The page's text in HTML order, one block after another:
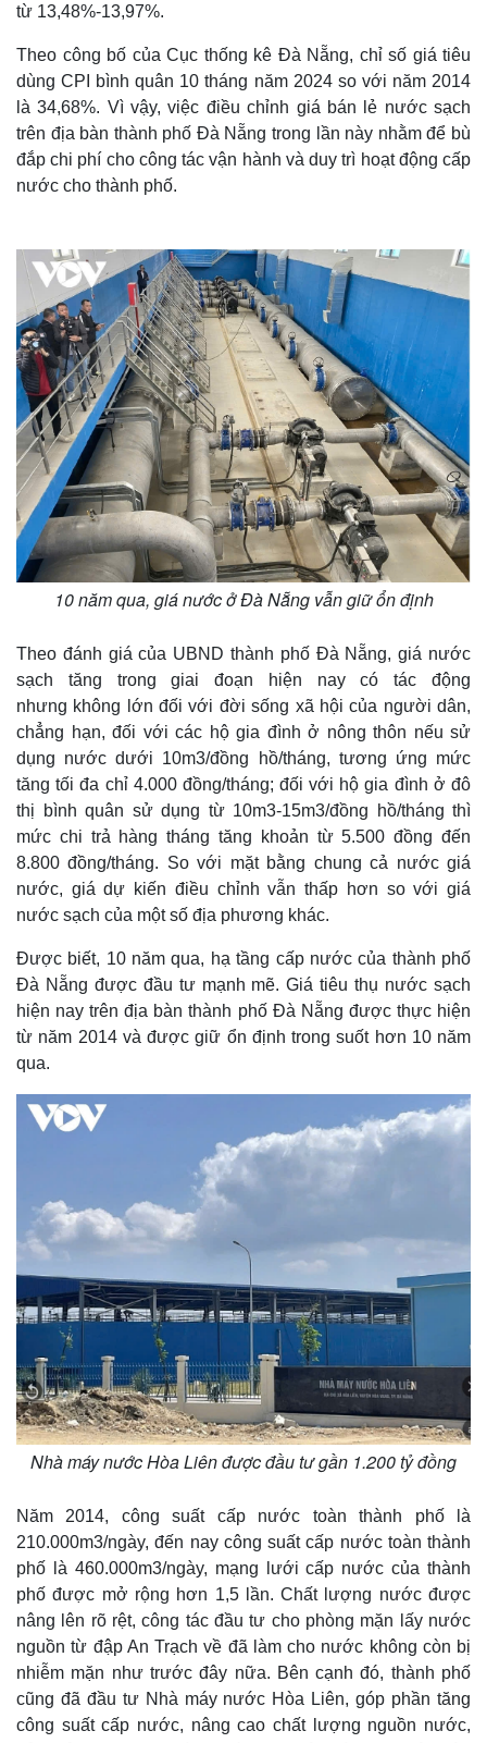
Thế giới
Cuộc sống đó đây
Hồ sơ
Multimedia
Ảnh
E-Magazine
Infographic
từ 13,48%-13,97%.
Theo công bố của Cục thống kê Đà Nẵng, chỉ số giá tiêu
dùng CPI bình quân 10 tháng năm 2024 so với năm 2014
là 34,68%. Vì vậy, việc điều chỉnh giá bán lẻ nước sạch
trên địa bàn thành phố Đà Nẵng trong lần này nhằm để bù
đắp chi phí cho công tác vận hành và duy trì hoạt động cấp
nước cho thành phố.
10 năm qua, giá nước ở Đà Nẵng vẫn giữ ổn định
Theo đánh giá của UBND thành phố Đà Nẵng, giá nước
sạch tăng trong giai đoạn hiện nay có tác động
nhưng không lớn đối với đời sống xã hội của người dân,
chẳng hạn, đối với các hộ gia đình ở nông thôn nếu sử
dụng nước dưới 10m3/đồng hồ/tháng, tương ứng mức
tăng tối đa chỉ 4.000 đồng/tháng; đối với hộ gia đình ở đô
thị bình quân sử dụng từ 10m3-15m3/đồng hồ/tháng thì
mức chi trả hàng tháng tăng khoản từ 5.500 đồng đến
8.800 đồng/tháng. So với mặt bằng chung cả nước giá
nước, giá dự kiến điều chỉnh vẫn thấp hơn so với giá
nước sạch của một số địa phương khác.
Được biết, 10 năm qua, hạ tầng cấp nước của thành phố
Đà Nẵng được đầu tư mạnh mẽ. Giá tiêu thụ nước sạch
hiện nay trên địa bàn thành phố Đà Nẵng được thực hiện
từ năm 2014 và được giữ ổn định trong suốt hơn 10 năm
qua.
Nhà máy nước Hòa Liên được đầu tư gần 1.200 tỷ đồng
Năm 2014, công suất cấp nước toàn thành phố là
210.000m3/ngày, đến nay công suất cấp nước toàn thành
phố là 460.000m3/ngày, mạng lưới cấp nước của thành
phố được mở rộng hơn 1,5 lần. Chất lượng nước được
nâng lên rõ rệt, công tác đầu tư cho phòng mặn lấy nước
nguồn từ đập An Trạch về đã làm cho nước không còn bị
nhiễm mặn như trước đây nữa. Bên cạnh đó, thành phố
cũng đã đầu tư Nhà máy nước Hòa Liên, góp phần tăng
công suất cấp nước, nâng cao chất lượng nguồn nước,